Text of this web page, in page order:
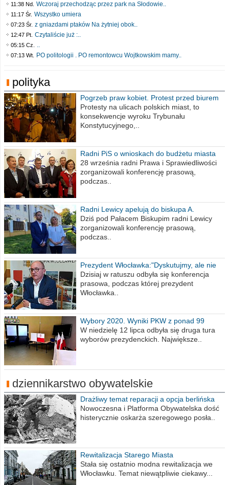
11:38 Nd. Wczoraj przechodząc przez park na Słodowie..
11:17 Śr. Wszystko umiera
07:23 Śr. z gniazdami ptaków Na żytniej obok..
12:47 Pt. Czytaliście już :..
05:15 Cz. ..
07:13 Wt. PO politologii . PO remontowcu Wojtkowskim mamy..
polityka
Pogrzeb praw kobiet. Protest przed biurem
poselskim PiS
Protesty na ulicach polskich miast, to
konsekwencje wyroku Trybunału
Konstytucyjnego,..
Radni PiS o wnioskach do budżetu miasta
na 2021 rok
28 września radni Prawa i Sprawiedliwości
zorganizowali konferencję prasową,
podczas..
Radni Lewicy apelują do biskupa A.
Wiesława Meringa
Dziś pod Pałacem Biskupim radni Lewicy
zorganizowali konferencję prasową,
podczas..
Prezydent Włocławka:"Dyskutujmy, ale nie
obrażajmy się”
Dzisiaj w ratuszu odbyła się konferencja
prasowa, podczas której prezydent
Włocławka..
Wybory 2020. Wyniki PKW z ponad 99
procent obwodów
W niedzielę 12 lipca odbyła się druga tura
wyborów prezydenckich. Największe..
dziennikarstwo obywatelskie
Drażliwy temat reparacji a opcja berlińska
Nowoczesna i Platforma Obywatelska dość
histerycznie oskarża szeregowego posła..
Rewitalizacja Starego Miasta
Stała się ostatnio modna rewitalizacja we
Włocławku. Temat niewątpliwie ciekawy...